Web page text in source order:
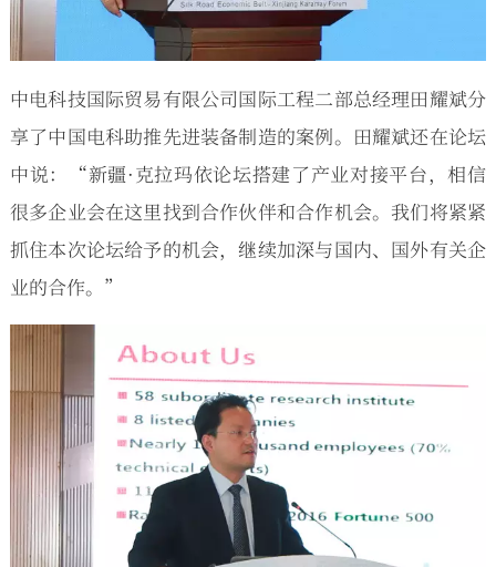
中电科技国际贸易有限公司国际工程二部总经理田耀斌分
享了中国电科助推先进装备制造的案例。田耀斌还在论坛
中说：“新疆·克拉玛依论坛搭建了产业对接平台，相信
很多企业会在这里找到合作伙伴和合作机会。我们将紧紧
抓住本次论坛给予的机会，继续加深与国内、国外有关企
业的合作。”